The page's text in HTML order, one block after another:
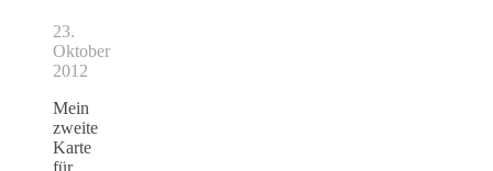
23.
Oktober
2012
Mein
zweite
Karte
für